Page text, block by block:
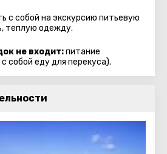
с собой на экскурсию питьевую
теплую одежду.
не входит:питание
собой еду для перекуса).